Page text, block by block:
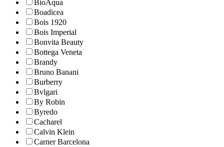
BioAqua
Boadicea
Bois 1920
Bois Imperial
Bonvita Beauty
Bottega Veneta
Brandy
Bruno Banani
Burberry
Bvlgari
By Robin
Byredo
Cacharel
Calvin Klein
Carner Barcelona